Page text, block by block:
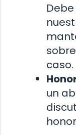
caso.
un